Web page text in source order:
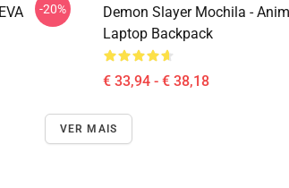
-20%
Demon Slayer Mochila -
Laptop Backpack
€ 33,94 - € 38,18
VER MAIS